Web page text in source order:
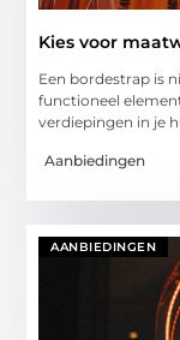
Kies voor
Een bordestrap is
functioneel
verdiepingen in je
Aanbiedingen
AANBIEDINGEN